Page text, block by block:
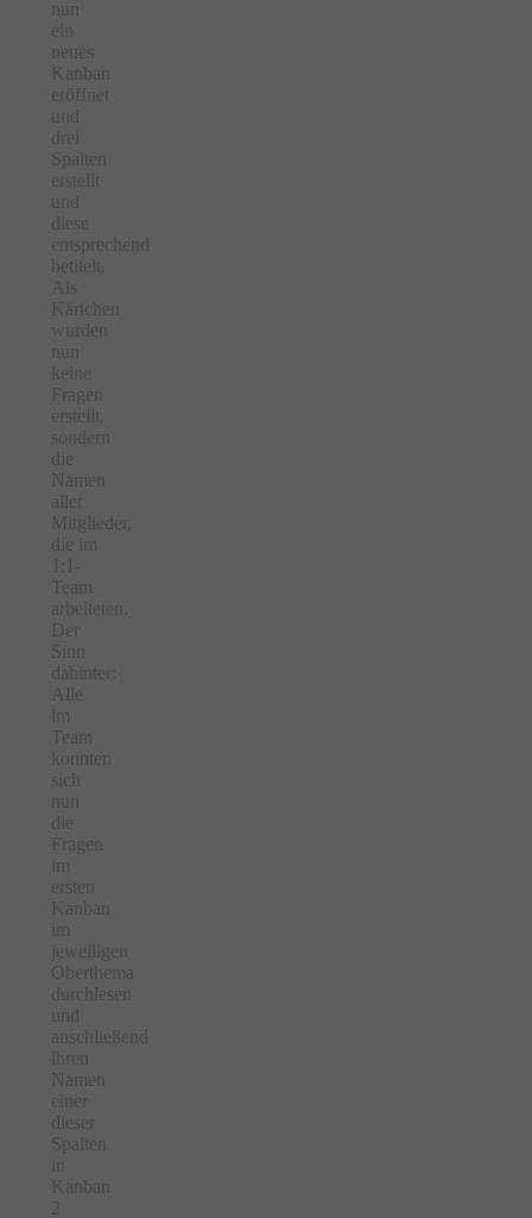
ein
neues
Kanban
eröffnet
und
drei
Spalten
erstellt
und
diese
entsprechend
betitelt.
Als
Kärtchen
wurden
keine
Fragen
erstellt,
sondern
die
Namen
aller
Mitglieder,
die im
1:1-
Team
arbeiteten.
Der
Sinn
dahinter:
Alle
im
Team
konnten
sich
die
Fragen
im
ersten
Kanban
im
jeweiligen
Oberthema
durchlesen
und
anschließend
ihren
Namen
einer
dieser
Spalten
Kanban